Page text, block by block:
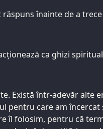
înainte de a
ca ghizi
Există într-adevăr alte
pentru care am încercat
îl folosim, pentru că